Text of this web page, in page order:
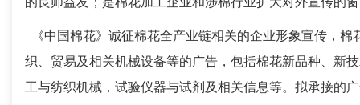
《中国棉花》诚征棉花全产业链相关的企业形象宣传，
织、贸易及相关机械设备等的广告，包括棉花新品种、新
工与纺织机械，试验仪器与试剂及相关信息等。拟承接的